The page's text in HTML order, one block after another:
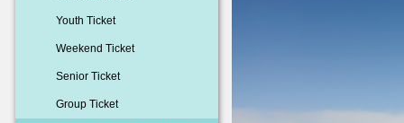
Youth Ticket
Weekend Ticket
Senior Ticket
Group Ticket